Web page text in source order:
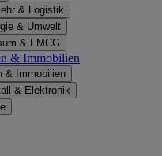
& Logistik
& Umwelt
& FMCG
& Immobilien
& Immobilien
& Elektronik